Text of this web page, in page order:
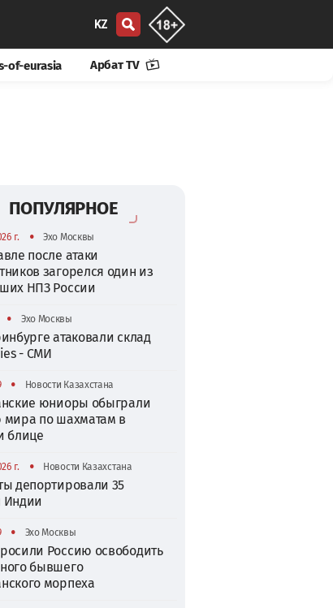
KZ
of-eurasia Арбат TV
ПОПУЛЯРНОЕ
г. • Эхо Москвы
после атаки
загорелся один из
НПЗ России
• Эхо Москвы
атаковали склад
- СМИ
• Новости Казахстана
юниоры обыграли
мира по шахматам в
блице
г. • Новости Казахстана
депортировали 35
Индии
• Эхо Москвы
Россию освободить
бывшего
морпеха